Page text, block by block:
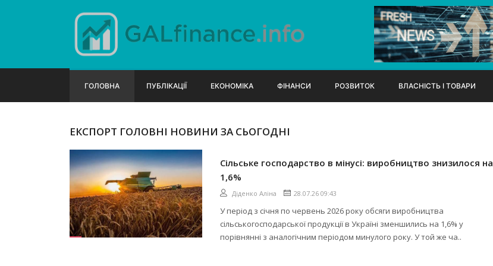
ГОЛОВНА ПУБЛІКАЦІЇ ЕКОНОМІКА ФІНАНСИ РОЗВИТОК ВЛАСНІСТЬ І ТОВАРИ
ЕКСПОРТ ГОЛОВНІ НОВИНИ ЗА СЬОГОДНІ
Сільське господарство в мінусі: виробництво знизилося на
1,6%
Діденко Аліна 28.07.26 09:43
У період з січня по червень 2026 року обсяги виробництва
сільськогосподарської продукції в Україні зменшились на 1,6% у
порівнянні з аналогічним періодом минулого року. У той же ча..